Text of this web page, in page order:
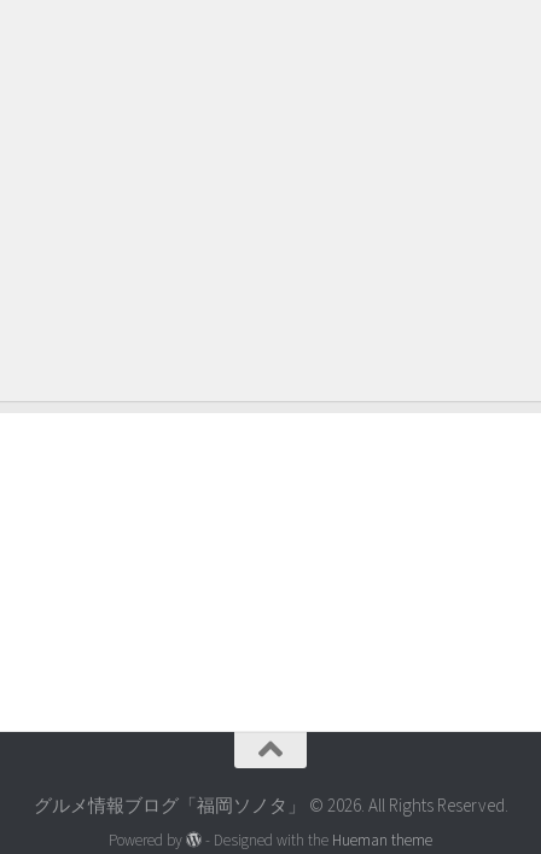
グルメ情報ブログ「福岡ソノタ」 © 2026. All Rights Reserved.
Powered by - Designed with the Hueman theme